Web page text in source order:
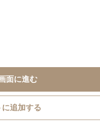
面に進む
に追加する